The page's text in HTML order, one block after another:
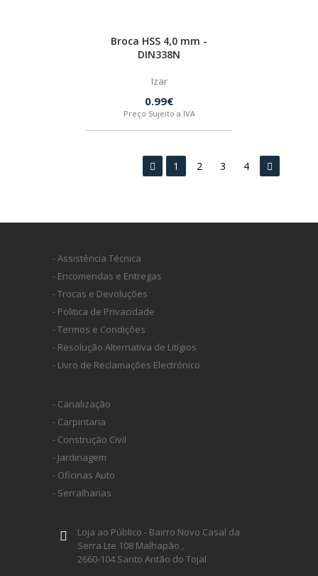
Broca HSS 4,0 mm -
DIN338N
Izar
0.99€
Preço Sujeito a IVA
1 2 3 4
- Assistência Técnica
- Encomendas e Entregas
- Trocas e Devoluções
- Politica de Privacidade
- Termos e Condições
- Resolução Alternativa de Litígios
- Livro de Reclamações Electrónico
- Canalização
- Carpintaria
- Construção Civil
- Jardinagem
- Oficinas Auto
- Serralharias
Loja ao Público - Bairro Novo Casal da
Serra Lte 108 Malhapão ,
2660-104 Santo Antão do Tojal